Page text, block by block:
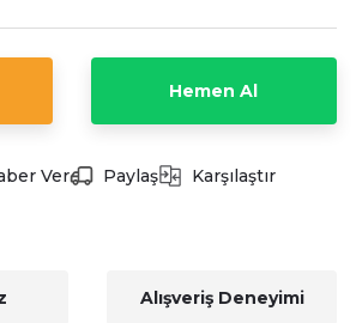
Hemen Al
Ver Paylaş Karşılaştır
Alışveriş Deneyimi